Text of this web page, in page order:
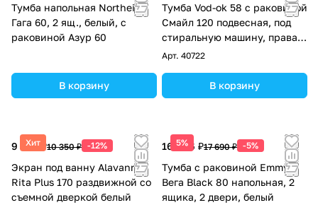
Тумба напольная Northeis
Гага 60, 2 ящ., белый, с
раковиной Азур 60
В корзину
Тумба Vod-ok 58 с раковиной
Смайл 120 подвесная, под
стиральную машину, правая,
Дуб Тортуга
Арт. 40722
В корзину
Хит
9 108 ₽10 350 ₽ -12%
Экран под ванну Alavann
Rita Plus 170 раздвижной со
съемной дверкой белый
5%
16 806 ₽17 690 ₽ -5%
Тумба с раковиной Emmy
Вега Black 80 напольная, 2
ящика, 2 двери, белый